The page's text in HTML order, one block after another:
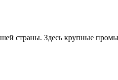
страны. Здесь крупные